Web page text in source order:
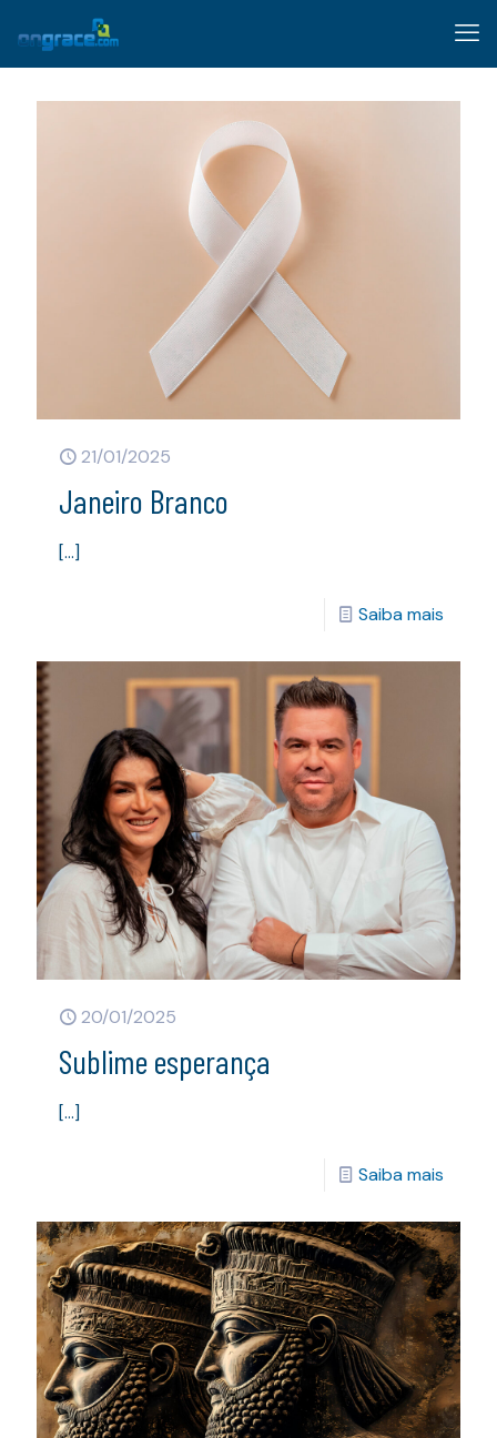
21/01/2025
Janeiro Branco
[…]
Saiba mais
20/01/2025
Sublime esperança
[…]
Saiba mais